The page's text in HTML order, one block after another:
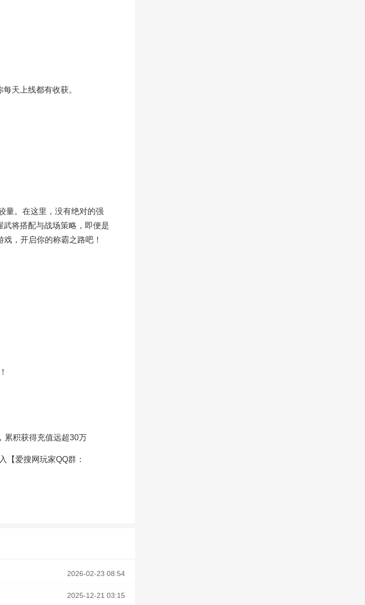
天上线都有收获。
量。在这里，没有绝对的强
将搭配与战场策略，即便是
，开启你的称霸之路吧！
累积获得充值远超30万
【爱搜网玩家QQ群：
2026-02-23 08:54
2025-12-21 03:15